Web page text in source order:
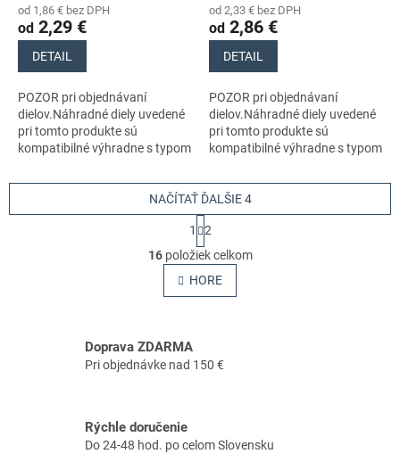
od 1,86 € bez DPH
od 2,29 €
DETAIL
POZOR pri objednávaní
dielov.Náhradné diely uvedené
pri tomto produkte sú
kompatibilné výhradne s typom
od 2,33 € bez DPH
od 2,86 €
DETAIL
POZOR pri objednávaní
dielov.Náhradné diely uvedené
pri tomto produkte sú
kompatibilné výhradne s typom
O
v
l
á
i
k
NAČÍTAŤ ĎALŠIE 4
S
t
r
á
n
k
n
i
1
2
16položiek celkom
HORE
Doprava ZDARMA
Pri objednávke nad 150 €
Rýchle doručenie
Do 24-48 hod. po celom Slovensku